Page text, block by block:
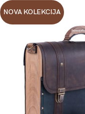
NOVA KOLEKCIJA